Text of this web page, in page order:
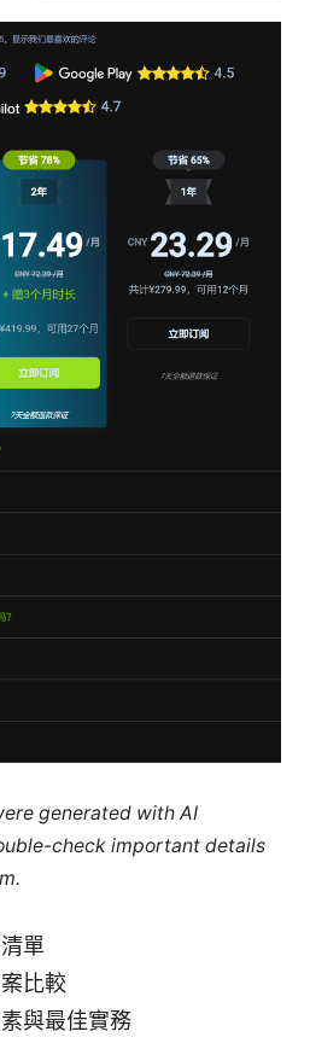
generated with AI
check important details
單
比較
與最佳實務